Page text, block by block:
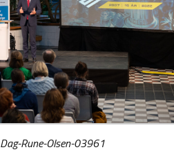
Dag-Rune-Olsen-03961